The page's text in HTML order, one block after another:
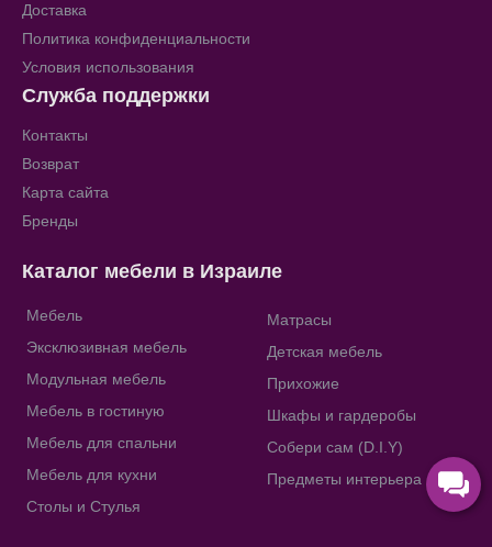
Доставка
Политика конфиденциальности
Условия использования
Служба поддержки
Контакты
Возврат
Карта сайта
Бренды
Каталог мебели в Израиле
Мебель
Эксклюзивная мебель
Модульная мебель
Мебель в гостиную
Мебель для спальни
Мебель для кухни
Столы и Стулья
Матрасы
Детская мебель
Прихожие
Шкафы и гардеробы
Собери сам (D.I.Y)
Предметы интерьера